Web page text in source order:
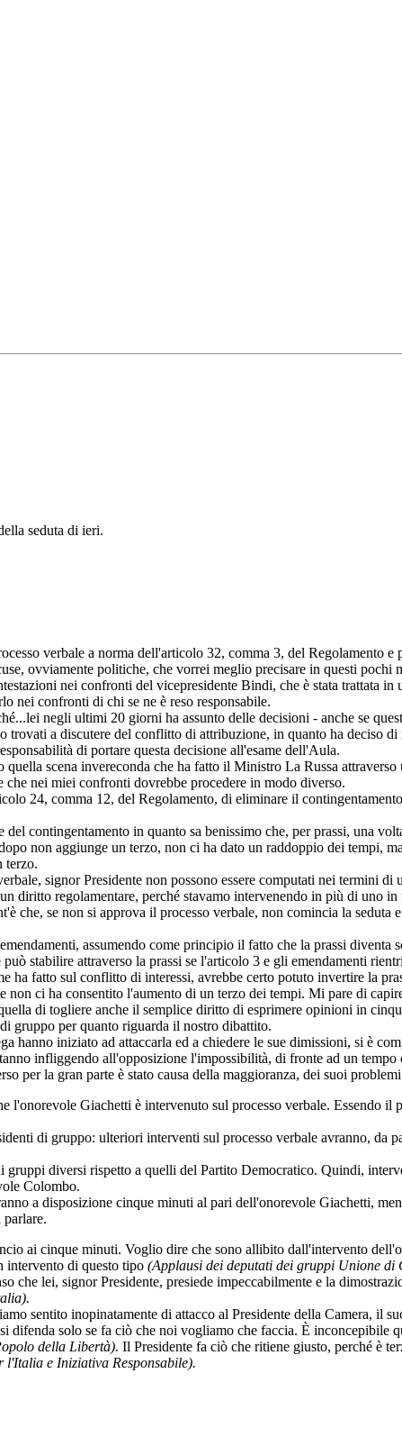
seduta di ieri.
verbale a norma dell'articolo 32, comma 3, del Regolamento
ovviamente politiche, che vorrei meglio precisare in questi
nei confronti del vicepresidente Bindi, che è stata trattata
nei confronti di chi se ne è reso responsabile.
negli ultimi 20 giorni ha assunto delle decisioni - anche se
trovati a discutere del conflitto di attribuzione, in quanto ha deciso
di portare questa decisione all'esame dell'Aula.
scena invereconda che ha fatto il Ministro La Russa
che nei miei confronti dovrebbe procedere in modo diverso.
24, comma 12, del Regolamento, di eliminare il
contingentamento in quanto sa benissimo che, per prassi, una
non aggiunge un terzo, non ci ha dato un raddoppio dei tempi,
terzo.
signor Presidente non possono essere computati nei termini
diritto regolamentare, perché stavamo intervenendo in più di uno in
che, se non si approva il processo verbale, non comincia la
assumendo come principio il fatto che la prassi
stabilire attraverso la prassi se l'articolo 3 e gli emendamenti
fatto sul conflitto di interessi, avrebbe certo potuto invertire la
ci ha consentito l'aumento di un terzo dei tempi. Mi pare di
di togliere anche il semplice diritto di esprimere opinioni in
gruppo per quanto riguarda il nostro dibattito.
hanno iniziato ad attaccarla ed a chiedere le sue dimissioni, si è
infliggendo all'opposizione l'impossibilità, di fronte ad un
per la gran parte è stato causa della maggioranza, dei suoi
l'onorevole Giachetti è intervenuto sul processo verbale. Essendo
di gruppo: ulteriori interventi sul processo verbale avranno, da
diversi rispetto a quelli del Partito Democratico. Quindi,
Colombo.
a disposizione cinque minuti al pari dell'onorevole Giachetti,
ai cinque minuti. Voglio dire che sono allibito dall'intervento
intervento di questo tipo (Applausi dei deputati dei gruppi Unione
che lei, signor Presidente, presiede impeccabilmente e la
sentito inopinatamente di attacco al Presidente della Camera, il
difenda solo se fa ciò che noi vogliamo che faccia. È inconcepibile
della Libertà). Il Presidente fa ciò che ritiene giusto, perché è
e Iniziativa Responsabile).